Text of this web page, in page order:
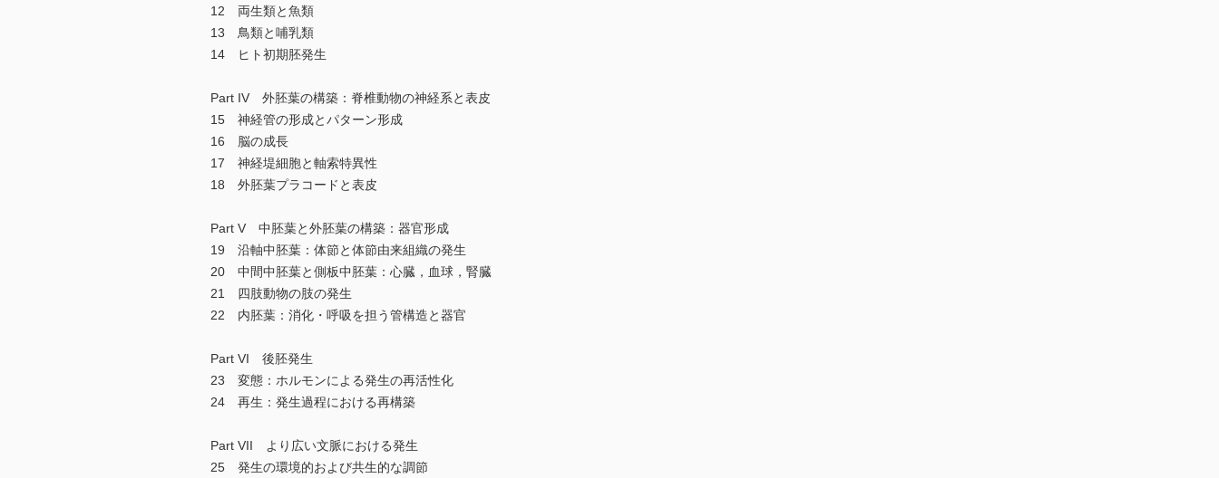
12 両生類と魚類
13 鳥類と哺乳類
14 ヒト初期胚発生
Part IV 外胚葉の構築：脊椎動物の神経系と表皮
15 神経管の形成とパターン形成
16 脳の成長
17 神経堤細胞と軸索特異性
18 外胚葉プラコードと表皮
Part V 中胚葉と外胚葉の構築：器官形成
19 沿軸中胚葉：体節と体節由来組織の発生
20 中間中胚葉と側板中胚葉：心臓，血球，腎臓
21 四肢動物の肢の発生
22 内胚葉：消化・呼吸を担う管構造と器官
Part VI 後胚発生
23 変態：ホルモンによる発生の再活性化
24 再生：発生過程における再構築
Part VII より広い文脈における発生
25 発生の環境的および共生的な調節